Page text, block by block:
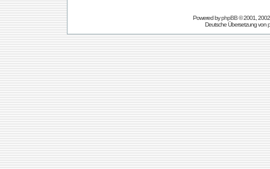
Powered byphpBB© 2001,
Deutsche Übersetzung von